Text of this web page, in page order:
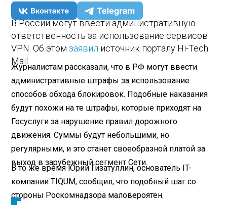
В России могут ввести административную
ответственность за использование сервисов
VPN. Об этом заявил источник порталу Hi-Tech
Mail.
Журналистам рассказали, что в РФ могут ввести
административные штрафы за использование
способов обхода блокировок. Подобные наказания
будут похожи на те штрафы, которые приходят на
Госуслуги за нарушение правил дорожного
движения. Суммы будут небольшими, но
регулярными, и это станет своеобразной платой за
выход в зарубежный сегмент Сети.
В то же время Юрий Гизатуллин, основатель IT-
компании TIQUM, сообщил, что подобный шаг со
стороны Роскомнадзора маловероятен.